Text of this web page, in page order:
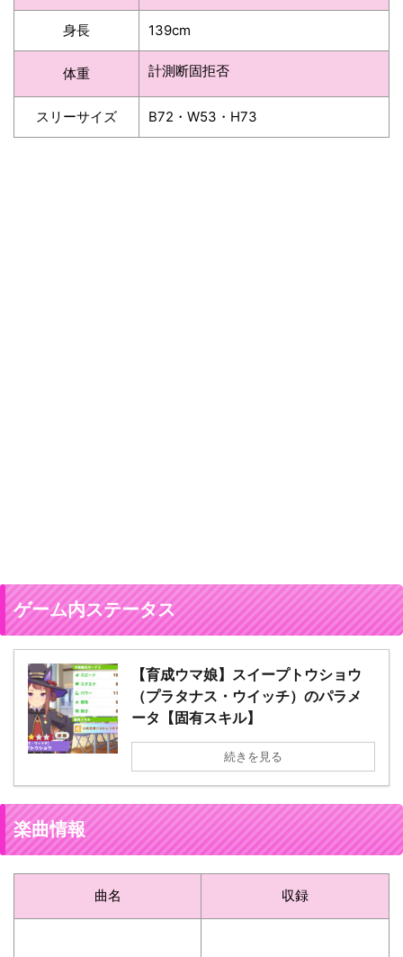
身長 139cm
体重 計測断固拒否
スリーサイズ B72・W53・H73
ゲーム内ステータス
【育成ウマ娘】スイープトウショウ
（プラタナス・ウイッチ）のパラメ
ータ【固有スキル】
続きを見る
楽曲情報
曲名 収録